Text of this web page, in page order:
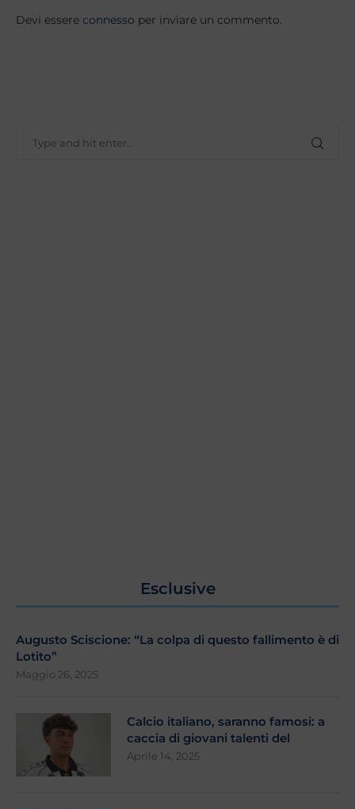
Devi essere connesso per inviare un commento.
Esclusive
Augusto Sciscione: “La colpa di questo fallimento è di
Lotito”
Maggio 26, 2025
Calcio italiano, saranno famosi: a
caccia di giovani talenti del
Aprile 14, 2025